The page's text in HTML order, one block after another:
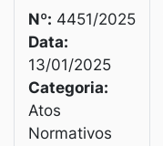
Nº: 4451/2025
Data:
13/01/2025
Categoria:
Atos
Normativos